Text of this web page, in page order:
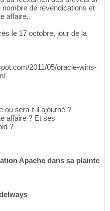
de revendications et
affaire.
le 17 octobre, jour de la
2011/05/oracle-wins-
ou sera-t-il ajourné ?
affaire ? Et ses
?
Apache dans sa plainte